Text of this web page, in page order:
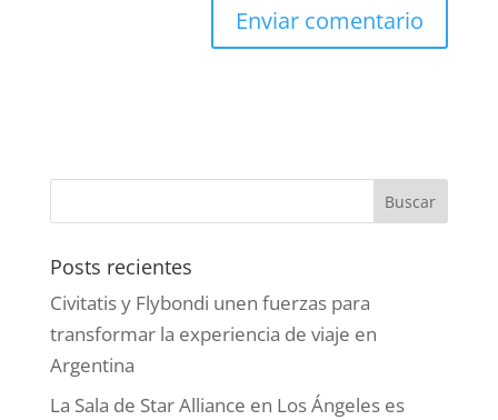
Posts recientes
Civitatis y Flybondi unen fuerzas para
transformar la experiencia de viaje en
Argentina
La Sala de Star Alliance en Los Ángeles es